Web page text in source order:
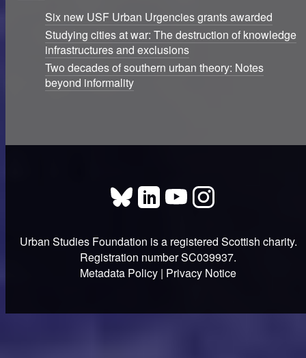
Six new USF Urban Urgencies grants awarded
Studying cities at war: The destruction of knowledge
infrastructures and exclusions
Two decades of southern urban theory: Notes
beyond informality
Urban Studies Foundation is a registered Scottish charity.
Registration number SC039937.
Metadata Policy | Privacy Notice